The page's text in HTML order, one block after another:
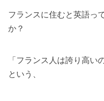
フランスに住むと英語っ
か？
「フランス人は誇り高い
という、